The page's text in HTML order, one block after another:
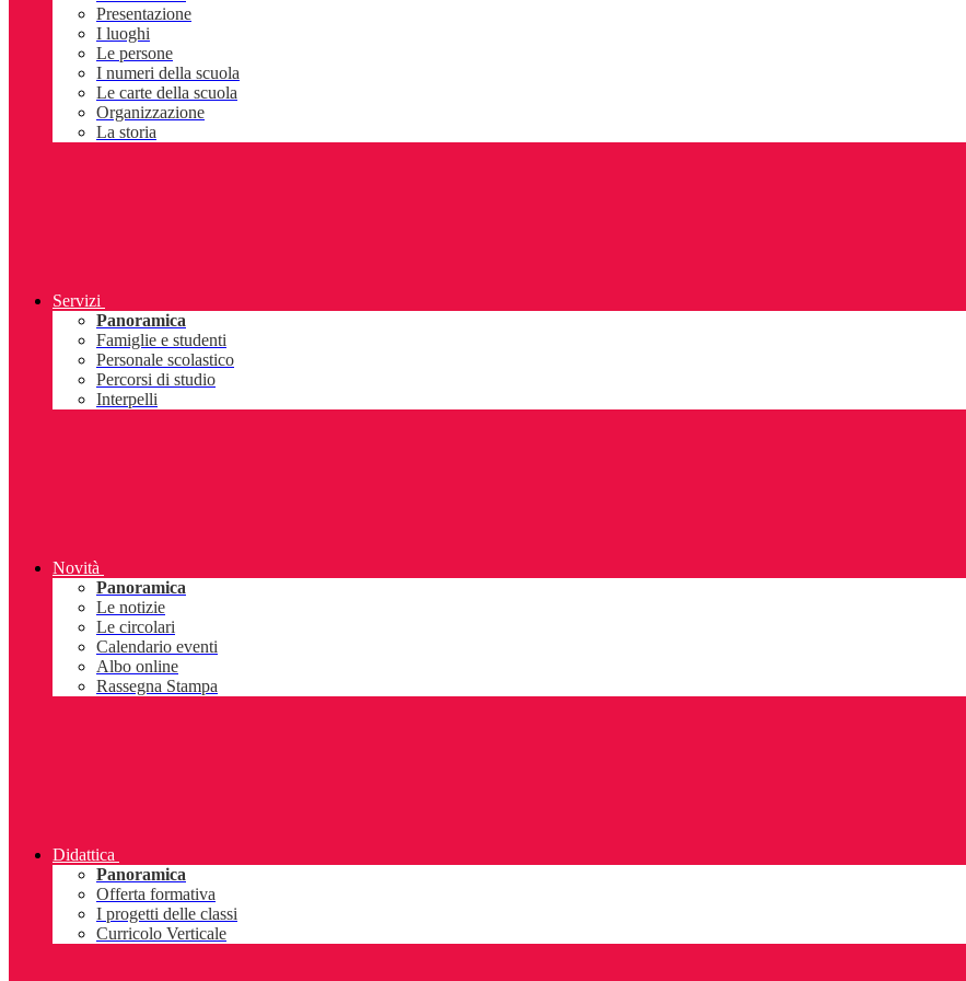
Presentazione
I luoghi
Le persone
I numeri della scuola
Le carte della scuola
Organizzazione
La storia
Servizi
Panoramica
Famiglie e studenti
Personale scolastico
Percorsi di studio
Interpelli
Novità
Panoramica
Le notizie
Le circolari
Calendario eventi
Albo online
Rassegna Stampa
Didattica
Panoramica
Offerta formativa
I progetti delle classi
Curricolo Verticale